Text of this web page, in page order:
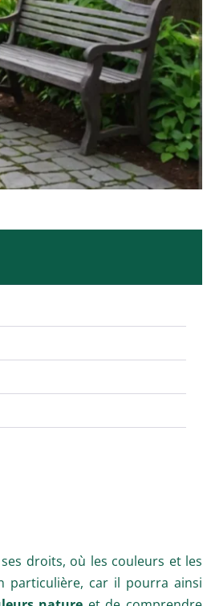
droits, où les couleurs et les
particulière, car il pourra ainsi